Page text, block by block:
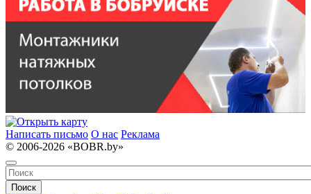
Написать письмо О нас Реклама
© 2006-2026 «BOBR.by»
Поиск